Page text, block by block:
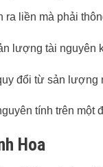
liền mà phải
lượng tài nguyên
đổi từ sản lượng
tính trên một
Hoa